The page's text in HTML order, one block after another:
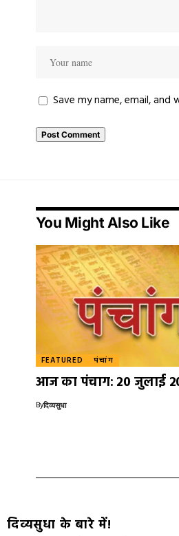
Save my name, email,
You Might Also Like
FEATURED पंचांग
आज का पंचाग: 20 जुलाई
Byदिव्यसुधा
दिव्यसुधा के बारे में!